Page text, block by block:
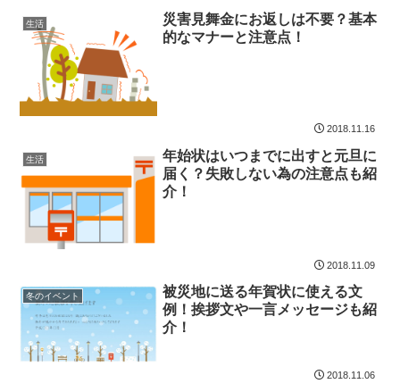
生活
災害見舞金にお返しは不要？基本
的なマナーと注意点！
2018.11.16
生活
年始状はいつまでに出すと元旦に
届く？失敗しない為の注意点も紹
介！
2018.11.09
冬のイベント
被災地に送る年賀状に使える文
例！挨拶文や一言メッセージも紹
介！
2018.11.06